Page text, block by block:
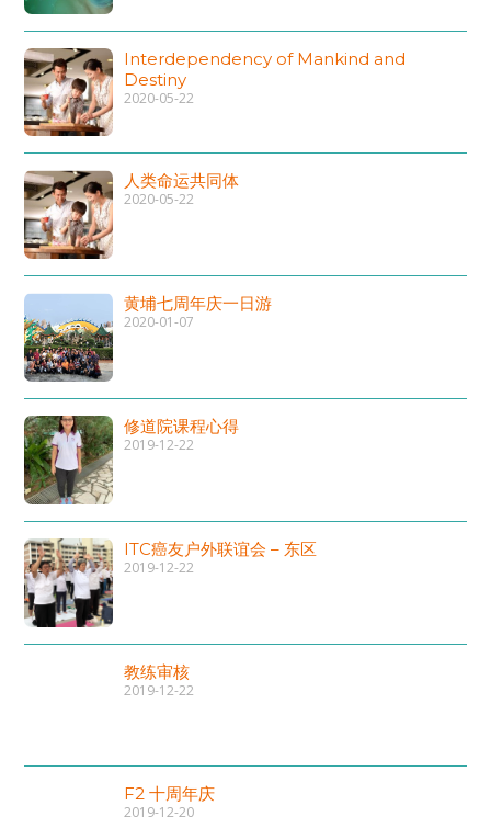
Interdependency of Mankind and
Destiny
2020-05-22
人类命运共同体
2020-05-22
黄埔七周年庆一日游
2020-01-07
修道院课程心得
2019-12-22
ITC癌友户外联谊会 – 东区
2019-12-22
教练审核
2019-12-22
F2 十周年庆
2019-12-20